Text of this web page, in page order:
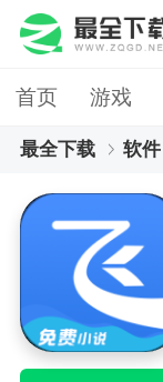
首页 游戏
最全下载 软件